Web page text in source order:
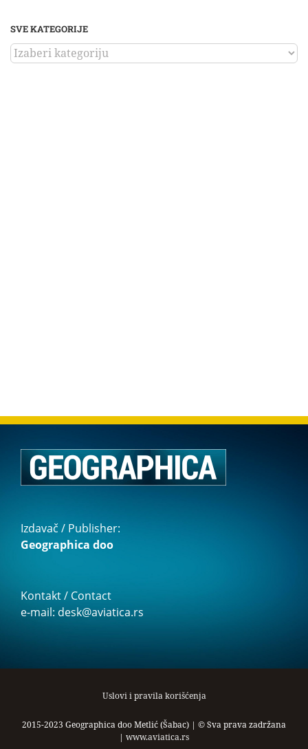
SVE KATEGORIJE
SVE
KATEGORIJE
Izdavač / Publisher:
Geographica doo
Kontakt / Contact
e-mail: desk@aviatica.rs
Uslovi i pravila korišćenja
2015-2023 Geographica doo Metlić (Šabac) | © Sva prava zadržana
| www.aviatica.rs